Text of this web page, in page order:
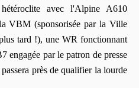
avec l'Alpine A610
VBM (sponsorisée par la Ville
tard !), une WR fonctionnant
engagée par le patron de presse
près de qualifier la lourde